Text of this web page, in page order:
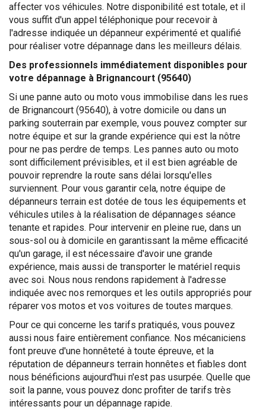
affecter vos véhicules. Notre disponibilité est totale, et il
vous suffit d'un appel téléphonique pour recevoir à
l'adresse indiquée un dépanneur expérimenté et qualifié
pour réaliser votre dépannage dans les meilleurs délais.
Des professionnels immédiatement disponibles pour
votre dépannage à Brignancourt (95640)
Si une panne auto ou moto vous immobilise dans les rues
de Brignancourt (95640), à votre domicile ou dans un
parking souterrain par exemple, vous pouvez compter sur
notre équipe et sur la grande expérience qui est la nôtre
pour ne pas perdre de temps. Les pannes auto ou moto
sont difficilement prévisibles, et il est bien agréable de
pouvoir reprendre la route sans délai lorsqu'elles
surviennent. Pour vous garantir cela, notre équipe de
dépanneurs terrain est dotée de tous les équipements et
véhicules utiles à la réalisation de dépannages séance
tenante et rapides. Pour intervenir en pleine rue, dans un
sous-sol ou à domicile en garantissant la même efficacité
qu'un garage, il est nécessaire d'avoir une grande
expérience, mais aussi de transporter le matériel requis
avec soi. Nous nous rendons rapidement à l'adresse
indiquée avec nos remorques et les outils appropriés pour
réparer vos motos et vos voitures de toutes marques.
Pour ce qui concerne les tarifs pratiqués, vous pouvez
aussi nous faire entièrement confiance. Nos mécaniciens
font preuve d'une honnêteté à toute épreuve, et la
réputation de dépanneurs terrain honnêtes et fiables dont
nous bénéficions aujourd'hui n'est pas usurpée. Quelle que
soit la panne, vous pouvez donc profiter de tarifs très
intéressants pour un dépannage rapide.